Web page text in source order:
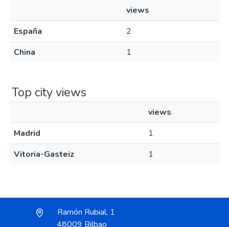
views
España
2
China
1
Top city views
views
Madrid
1
Vitoria-Gasteiz
1
Ramón Rubial, 1
48009 Bilbao